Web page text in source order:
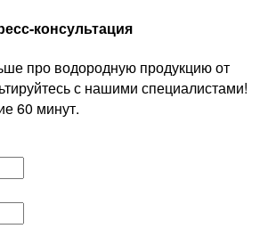
консультация
про водородную продукцию от
с нашими специалистами!
60 минут.